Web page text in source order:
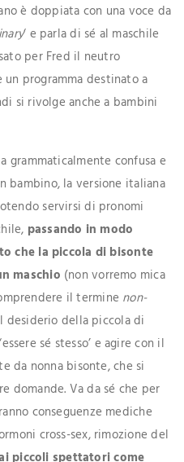
è doppiata con una voce da
‘ e parla di sé al maschile
per Fred il neutro
un programma destinato a
si rivolge anche a bambini
grammaticalmente confusa e
bambino, la versione italiana
servirsi di pronomi
passando in modo
che la piccola di bisonte
maschio (non vorremo mica
il termine non-
desiderio della piccola di
sé stesso’ e agire con il
da nonna bisonte, che si
domande. Va da sé che per
conseguenze mediche
cross-sex, rimozione del
piccoli spettatori come